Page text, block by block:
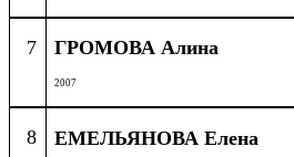
7 ГРОМОВА Алина
2007
8 ЕМЕЛЬЯНОВА Елена